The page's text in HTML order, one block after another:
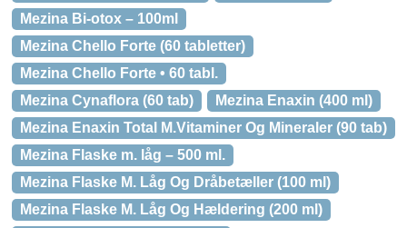
Mezina Bi-otox – 100ml
Mezina Chello Forte (60 tabletter)
Mezina Chello Forte • 60 tabl.
Mezina Cynaflora (60 tab)
Mezina Enaxin (400 ml)
Mezina Enaxin Total M.Vitaminer Og Mineraler (90 tab)
Mezina Flaske m. låg – 500 ml.
Mezina Flaske M. Låg Og Dråbetæller (100 ml)
Mezina Flaske M. Låg Og Hældering (200 ml)